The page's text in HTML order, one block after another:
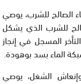
الصالح للشرب، يوصي
للشرب الذي يشكل
المسجل في إنجاز
الماء بسد بوهودة.
الشغل، يوصي